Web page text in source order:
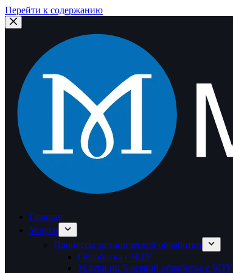
Перейти к содержанию
Главная
Услуги
Процессы механической обработки
Обработка с ЧПУ
Услуги по 5-осевой обработке с ЧПУ